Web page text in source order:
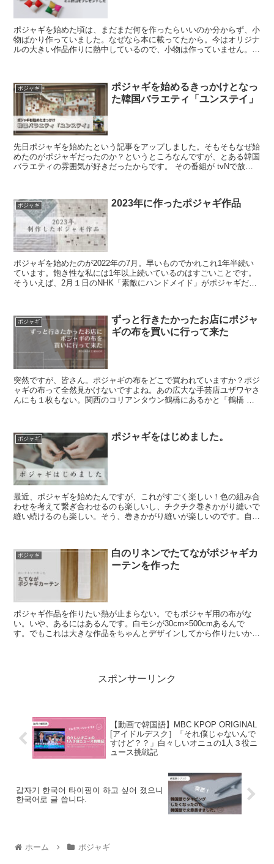
ポジャギを始めた頃は、まだまだ何を作ったらいいのか分からず、小
物ばかり作っていました。なぜなら本に載ってたから。今はオリジナ
ルの大きい作品作りに熱中しているので、小物は作っていません。そ
ポジャギ
ポジャギを始めるきっかけとなっ
た韓国バラエティ「ユンステイ」
先日ポジャギを始めたという記事をアップしました。そもそもなぜ始
めたのがポジャギだったのか？というところなんですが、とある韓国
バラエティの雰囲気が好きだったからです。 その番組が tvNで放送
ポジャギ 2023年に作ったポジャギ作品
ポジャギを始めたのが2022年の7月。早いものでかれこれ1年半続い
ています。飽き性な私には1年以上続いているのはすごいことです。
そういえば、2月１日のNHK「素敵にハンドメイド」がポジャギだっ
ポジャギ
ずっと行きたかったお店にポジャ
ギの布を買いに行って来た
突然ですが、皆さん。ポジャギの布をどこで買われていますか？ポジ
ャギの布って全然見かけないですよね。あの広大な手芸店ユザワヤさ
んにも１枚もない。関西のコリアンタウン鶴橋にあるかと「鶴橋 ポ
ポジャギ ポジャギをはじめました。
最近、ポジャギを始めたんですが、これがすごく楽しい！色の組み合
わせを考えて繋ぎ合わせるのも楽しいし、チクチク巻きかがり縫いで
縫い続けるのも楽しい。そう、巻きかがり縫いが楽しいのです。自分
ポジャギ
白のリネンでたてながポジャギカ
ーテンを作った
ポジャギ作品を作りたい熱が止まらない。でもポジャギ用の布がな
い。いや、あるにはあるんです。白モシが30cm×500cmあるんで
す。でもこれは大きな作品をちゃんとデザインしてから作りたいから
スポンサーリンク
【動画で韓国語】MBC KPOP ORIGINAL
[アイドルデスク］「それ僕じゃないんで
すけど？？」白々しいオニュの1人３役ニ
ュース挑戦記
갑자기 한국어 타이핑이 하고 싶어 졌으니
한국어로 글 씁니다.
ホーム ポジャギ